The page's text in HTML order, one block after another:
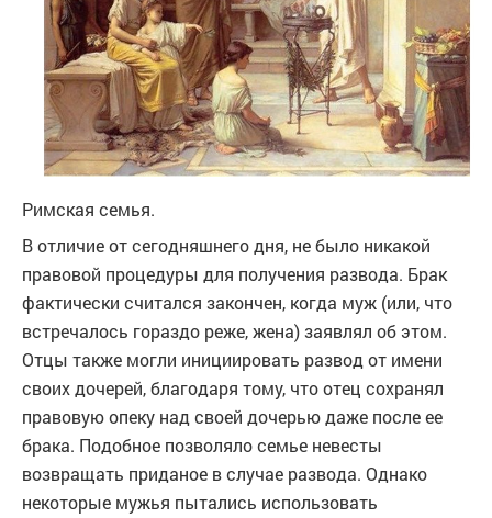
Римская семья.
В отличие от сегодняшнего дня, не было никакой
правовой процедуры для получения развода. Брак
фактически считался закончен, когда муж (или, что
встречалось гораздо реже, жена) заявлял об этом.
Отцы также могли инициировать развод от имени
своих дочерей, благодаря тому, что отец сохранял
правовую опеку над своей дочерью даже после ее
брака. Подобное позволяло семье невесты
возвращать приданое в случае развода. Однако
некоторые мужья пытались использовать